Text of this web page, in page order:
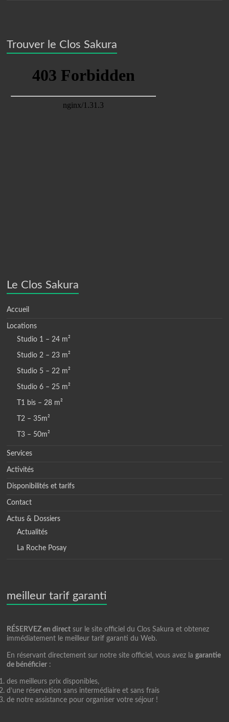
Trouver le Clos Sakura
Le Clos Sakura
Accueil
Locations
Studio 1 – 24 m²
Studio 2 – 23 m²
Studio 5 – 22 m²
Studio 6 – 25 m²
T1 bis – 28 m²
T2 – 35m²
T3 – 50m²
Services
Activités
Disponibilités et tarifs
Contact
Actus & Dossiers
Actualités
La Roche Posay
meilleur tarif garanti
RÉSERVEZ en direct sur le site officiel du Clos Sakura et obtenez
immédiatement le meilleur tarif garanti du Web.
En réservant directement sur notre site officiel, vous avez lagarantie
de bénéficier :
des meilleurs prix disponibles,
d’une réservation sans intermédiaire et sans frais
de notre assistance pour organiser votre séjour !